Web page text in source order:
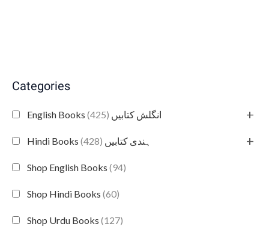
Categories
English Books انگلش کتابیں (425) +
Hindi Books ہندی کتابیں (428) +
Shop English Books (94)
Shop Hindi Books (60)
Shop Urdu Books (127)